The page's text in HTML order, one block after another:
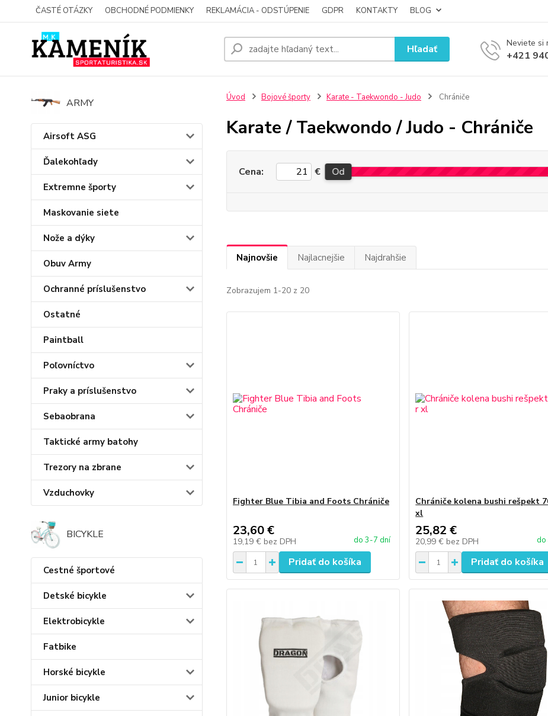
ČASTÉ OTÁZKY OBCHODNÉ PODMIENKY REKLAMÁCIA - ODSTÚPENIE GDPR KONTAKTY BLOG
Hľadať Neviete si
+421
ARMY
Airsoft ASG
Ďalekohľady
Extremne športy
Maskovanie siete
Nože a dýky
Obuv Army
Ochranné príslušenstvo
Ostatné
Paintball
Poľovníctvo
Praky a príslušenstvo
Sebaobrana
Taktické army batohy
Trezory na zbrane
Vzduchovky
BICYKLE
Cestné športové
Detské bicykle
Elektrobicykle
Fatbike
Horské bicykle
Junior bicykle
Úvod Bojové športy Karate - Taekwondo - Judo Chrániče
Karate / Taekwondo / Judo - Chrániče
Cena: € Od
Najnovšie Najlacnejšie Najdrahšie
Zobrazujem 1-20 z 20
Fighter Blue Tibia and Foots Chrániče
23,60 €
19,19 € bez DPH do 3-7 dní
Pridať do košíka
Chrániče kolena bushi rešpekt
xl
25,82 €
20,99 € bez DPH do
Pridať do košíka